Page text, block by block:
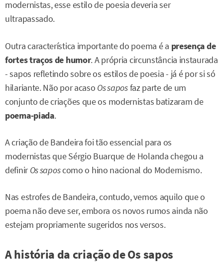
modernistas, esse estilo de poesia deveria ser
ultrapassado.
Outra característica importante do poema é a presença de
fortes traços de humor. A própria circunstância instaurada
- sapos refletindo sobre os estilos de poesia - já é por si só
hilariante. Não por acaso Os saposfaz parte de um
conjunto de criações que os modernistas batizaram de
poema-piada.
A criação de Bandeira foi tão essencial para os
modernistas que Sérgio Buarque de Holanda chegou a
definirOs saposcomo o hino nacional do Modernismo.
Nas estrofes de Bandeira, contudo, vemos aquilo que o
poema não deve ser, embora os novos rumos ainda não
estejam propriamente sugeridos nos versos.
A história da criação de Os sapos